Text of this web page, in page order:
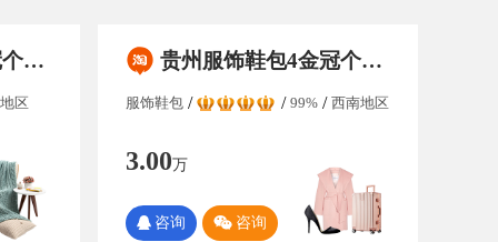
更过户
区
贵州服饰鞋包4金冠个人淘宝店铺出售/买卖，纯实体交易，保证金无需退还，好评率高于99%，满足协议变更，粉丝数量1300左右
服饰鞋包 99% 西南地区
3.00万
咨询 咨询